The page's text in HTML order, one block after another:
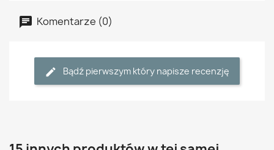
Komentarze (0)
Bądź pierwszym który napisze recenzję